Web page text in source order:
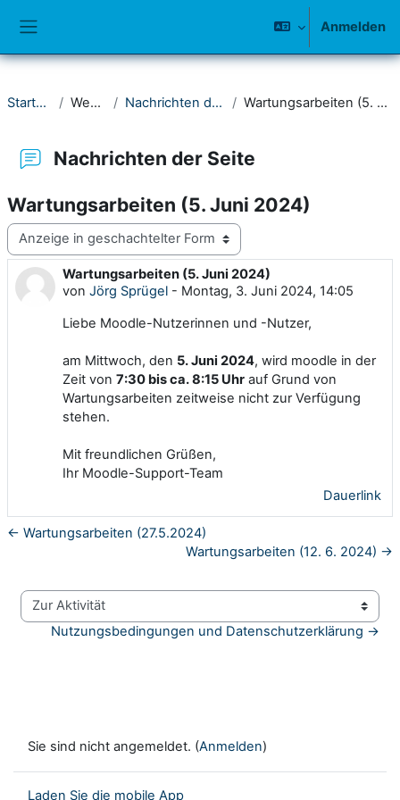
Anmelden
Startseite Website Nachrichten der Seite Wartungsarbeiten (5. Juni 2024)
Nachrichten der Seite
Wartungsarbeiten (5. Juni 2024)
Anzeigemodus
Wartungsarbeiten (5. Juni 2024)
von Jörg Sprügel - Montag, 3. Juni 2024, 14:05
Anzahl Antworten: 0
Liebe Moodle-Nutzerinnen und -Nutzer,
am Mittwoch, den 5. Juni 2024, wird moodle in der
Zeit von 7:30 bis ca. 8:15 Uhr auf Grund von
Wartungsarbeiten zeitweise nicht zur Verfügung
stehen.
Mit freundlichen Grüßen,
Ihr Moodle-Support-Team
Dauerlink
← Wartungsarbeiten (27.5.2024)
Wartungsarbeiten (12. 6. 2024) →
Zur Aktivität
Nutzungsbedingungen und Datenschutzerklärung →
Sie sind nicht angemeldet. (Anmelden)
Laden Sie die mobile App